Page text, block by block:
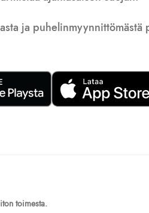
ja
toimesta.